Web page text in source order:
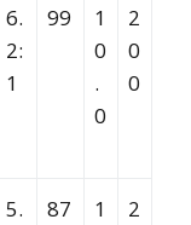
6.
2:
1
99
1
0
.
0
2
0
0
5.
87
1
2